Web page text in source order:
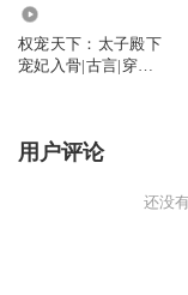
权宠天下：太子殿下
宠妃入骨|古言|穿越|
用户评论
还没